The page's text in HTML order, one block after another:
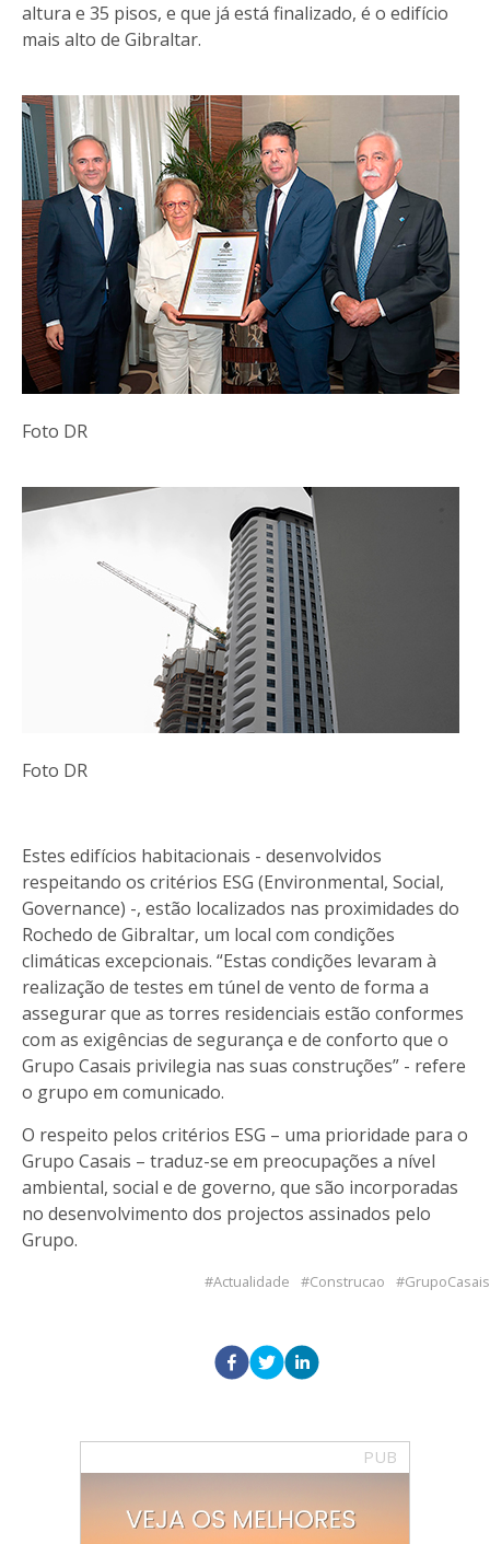
altura e 35 pisos, e que já está finalizado, é o edifício
mais alto de Gibraltar.
Foto DR
Foto DR
Estes edifícios habitacionais - desenvolvidos
respeitando os critérios ESG (Environmental, Social,
Governance) -, estão localizados nas proximidades do
Rochedo de Gibraltar, um local com condições
climáticas excepcionais. “Estas condições levaram à
realização de testes em túnel de vento de forma a
assegurar que as torres residenciais estão conformes
com as exigências de segurança e de conforto que o
Grupo Casais privilegia nas suas construções” - refere
o grupo em comunicado.
O respeito pelos critérios ESG – uma prioridade para o
Grupo Casais – traduz-se em preocupações a nível
ambiental, social e de governo, que são incorporadas
no desenvolvimento dos projectos assinados pelo
Grupo.
Actualidade Construcao GrupoCasais
PUB